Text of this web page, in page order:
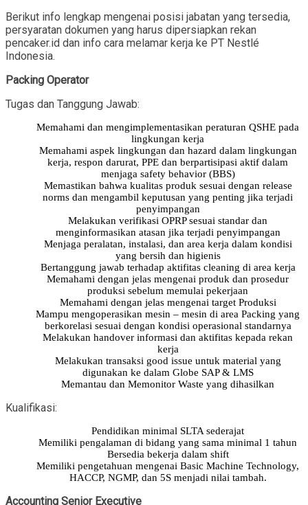
Berikut info lengkap mengenai posisi jabatan yang tersedia,
persyaratan dokumen yang harus dipersiapkan rekan
pencaker.id dan info cara melamar kerja ke PT Nestlé
Indonesia.
Packing Operator
Tugas dan Tanggung Jawab:
Memahami dan mengimplementasikan peraturan QSHE pada
lingkungan kerja
Memahami aspek lingkungan dan hazard dalam lingkungan
kerja, respon darurat, PPE dan berpartisipasi aktif dalam
menjaga safety behavior (BBS)
Memastikan bahwa kualitas produk sesuai dengan release
norms dan mengambil keputusan yang penting jika terjadi
penyimpangan
Melakukan verifikasi OPRP sesuai standar dan
menginformasikan atasan jika terjadi penyimpangan
Menjaga peralatan, instalasi, dan area kerja dalam kondisi
yang bersih dan higienis
Bertanggung jawab terhadap aktifitas cleaning di area kerja
Memahami dengan jelas mengenai produk dan prosedur
produksi sebelum memulai pekerjaan
Memahami dengan jelas mengenai target Produksi
Mampu mengoperasikan mesin – mesin di area Packing yang
berkorelasi sesuai dengan kondisi operasional standarnya
Melakukan handover informasi dan aktifitas kepada rekan
kerja
Melakukan transaksi good issue untuk material yang
digunakan ke dalam Globe SAP & LMS
Memantau dan Memonitor Waste yang dihasilkan
Kualifikasi:
Pendidikan minimal SLTA sederajat
Memiliki pengalaman di bidang yang sama minimal 1 tahun
Bersedia bekerja dalam shift
Memiliki pengetahuan mengenai Basic Machine Technology,
HACCP, NGMP, dan 5S menjadi nilai tambah.
Accounting Senior Executive